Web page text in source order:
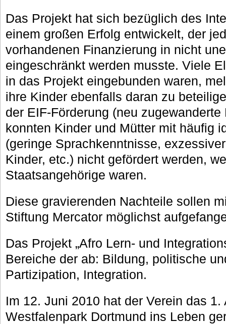
Das Projekt hat sich bezüglich des
einem großen Erfolg entwickelt, der
vorhandenen Finanzierung in nicht
eingeschränkt werden musste. Viele
in das Projekt eingebunden waren,
ihre Kinder ebenfalls daran zu
der EIF-Förderung (neu
konnten Kinder und Mütter mit häufig
(geringe Sprachkenntnisse,
Kinder, etc.) nicht gefördert werden,
Staatsangehörige waren.
Diese gravierenden Nachteile sollen
Stiftung Mercator möglichst
Das Projekt „Afro Lern- und
Bereiche der ab: Bildung, politische
Partizipation, Integration.
Im 12. Juni 2010 hat der Verein das
Westfalenpark Dortmund ins Leben